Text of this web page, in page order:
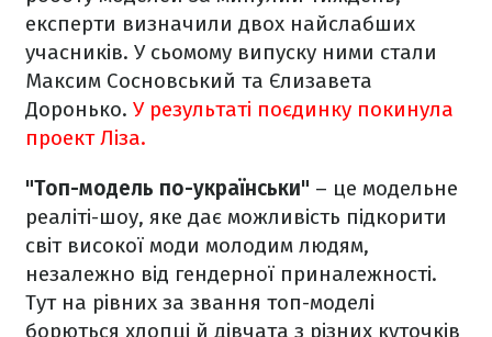
експерти визначили двох найслабших
учасників. У сьомому випуску ними стали
Максим Сосновський та Єлизавета
Доронько. У результаті поєдинку покинула
проект Ліза.
"Топ-модель по-українськи" – це модельне
реаліті-шоу, яке дає можливість підкорити
світ високої моди молодим людям,
незалежно від гендерної приналежності.
Тут на рівних за звання топ-моделі
борються хлопці й дівчата з різних куточків